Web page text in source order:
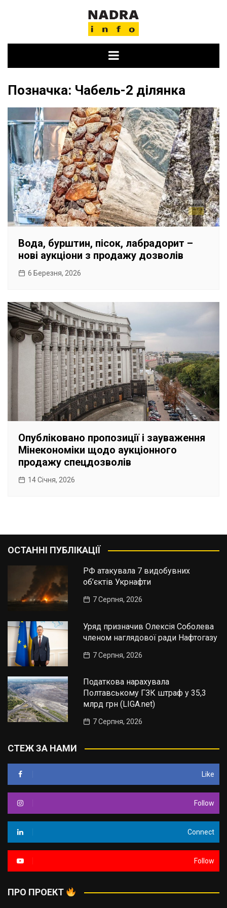
Позначка: Чабель-2 ділянка
Вода, бурштин, пісок, лабрадорит –
нові аукціони з продажу дозволів
6 Березня, 2026
Опубліковано пропозиції і зауваження
Мінекономіки щодо аукціонного
продажу спецдозволів
14 Січня, 2026
ОСТАННІ ПУБЛІКАЦІЇ
РФ атакувала 7 видобувних
об’єктів Укрнафти
7 Серпня, 2026
Уряд призначив Олексія Соболева
членом наглядової ради Нафтогазу
7 Серпня, 2026
Податкова нарахувала
Полтавському ГЗК штраф у 35,3
млрд грн (LIGA.net)
7 Серпня, 2026
СТЕЖ ЗА НАМИ
Like
Follow
Connect
Follow
ПРО ПРОЕКТ